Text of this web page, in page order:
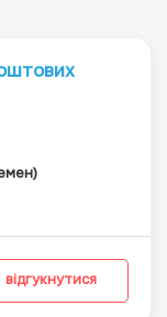
відгукнутися